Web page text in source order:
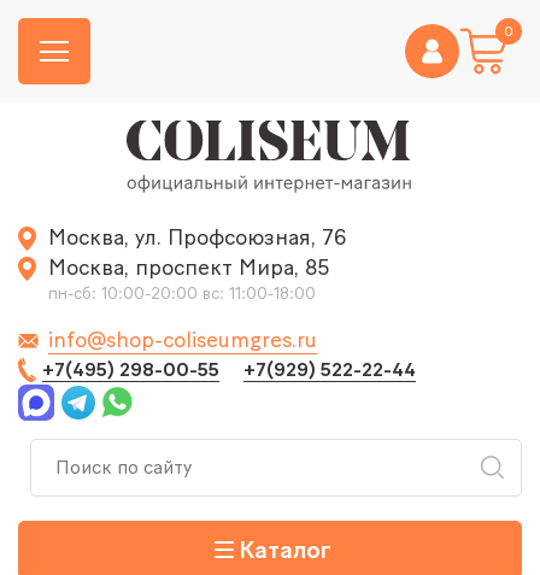
0
Москва, ул. Профсоюзная, 76
Москва, проспект Мира, 85
пн-сб: 10:00-20:00 вс: 11:00-18:00
info@shop-coliseumgres.ru
+7(495) 298-00-55 +7(929) 522-22-44
Каталог